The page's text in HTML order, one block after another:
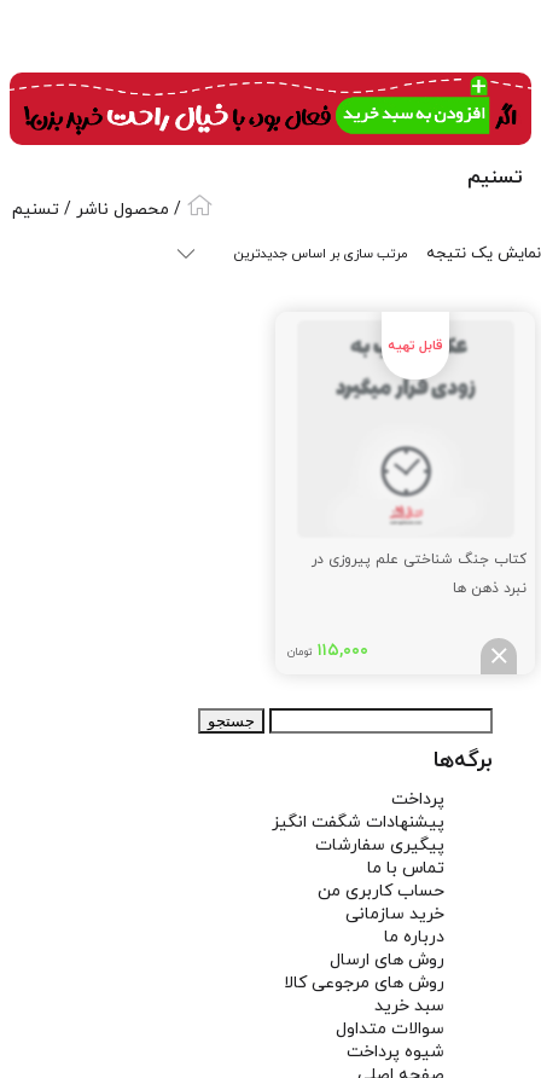
تسنیم
/ محصول ناشر / تسنیم
نمایش یک نتیجه
کتاب جنگ شناختی علم پیروزی در
نبرد ذهن ها
۱۱۵,۰۰۰ تومان
جستجو
برای:
برگه‌ها
پرداخت
پیشنهادات شگفت انگیز
پیگیری سفارشات
تماس با ما
حساب کاربری من
خرید سازمانی
درباره ما
روش های ارسال
روش های مرجوعی کالا
سبد خرید
سوالات متداول
شیوه پرداخت